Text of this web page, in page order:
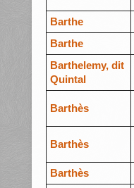
Barthe
Barthe
Barthelemy, dit
Quintal
Barthès
Barthès
Barthès